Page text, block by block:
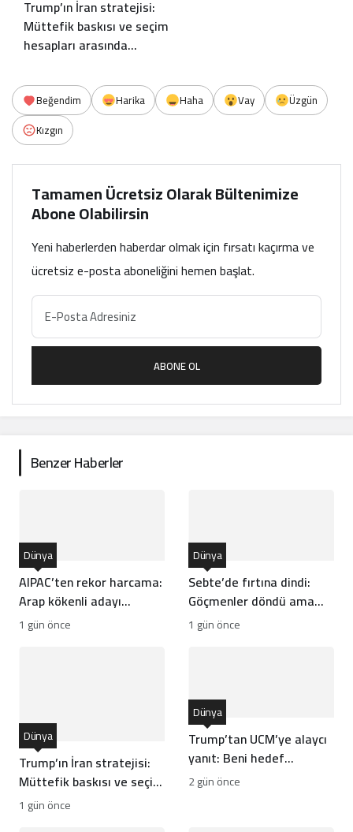
Trump’ın İran stratejisi:
Müttefik baskısı ve seçim
hesapları arasında
Beğendim Harika Haha Vay
Üzgün
Kızgın
Tamamen Ücretsiz Olarak Bültenimize
Abone Olabilirsin
Yeni haberlerden haberdar olmak için fırsatı kaçırma ve
ücretsiz e-posta aboneliğini hemen başlat.
ABONE OL
Benzer Haberler
AIPAC’ten rekor harcama:
Arap kökenli adayı
devirme planı
Dünya
1 gün önce
Sebte’de fırtına dindi:
Göçmenler döndü ama
kriz bitmedi
Dünya
1 gün önce
Trump’ın İran stratejisi:
Müttefik baskısı ve seçim
hesapları arasında
bocalayan diplomasi
Dünya
1 gün önce
Trump’tan UCM’ye alaycı
yanıt: Beni hedef
aldıklarını sanmam
Dünya
2 gün önce